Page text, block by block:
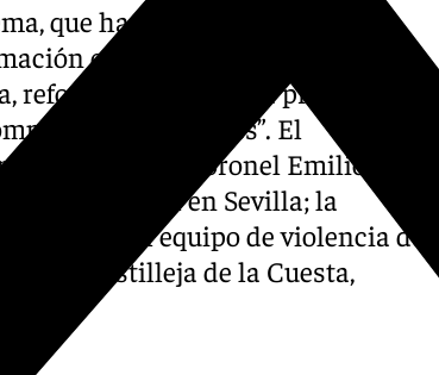
que ha finalizado su fase
en el modo de atender a las
reforzando la calidad procesal y la
territoriales”. El
por el coronel Emilio
Guardia Civil en Sevilla; la
del equipo de violencia de
de Castilleja de la Cuesta,